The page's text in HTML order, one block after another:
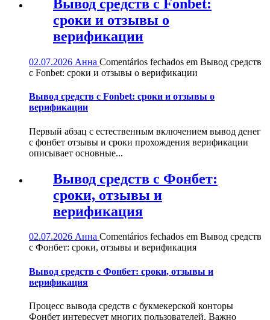
Вывод средств с Fonbet:
сроки и отзывы о
верификации
02.07.2026 Анна Comentários fechados em Вывод средств
с Fonbet: сроки и отзывы о верификации
Вывод средств с Fonbet: сроки и отзывы о
верификации
Первый абзац с естественным включением вывод денег
с фонбет отзывы и сроки прохождения верификации
описывает основные...
Вывод средств с Фонбет:
сроки, отзывы и
верификация
02.07.2026 Анна Comentários fechados em Вывод средств
с Фонбет: сроки, отзывы и верификация
Вывод средств с Фонбет: сроки, отзывы и
верификация
Процесс вывода средств с букмекерской конторы
Фонбет интересует многих пользователей. Важно